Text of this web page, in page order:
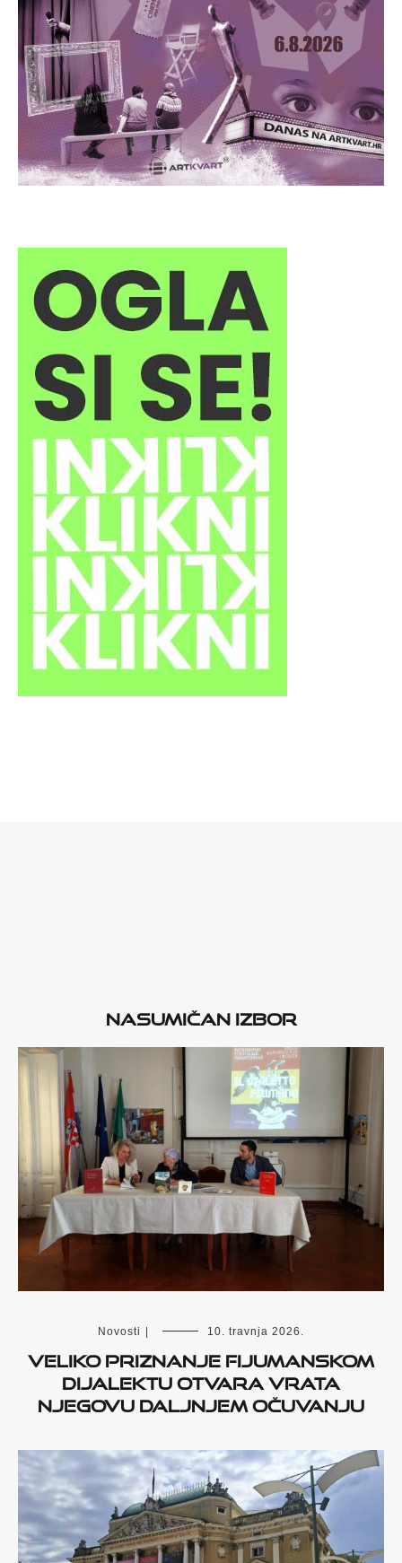
Nasumičan izbor
Novosti 10. travnja 2026.
Veliko priznanje fijumanskom
dijalektu otvara vrata
njegovu daljnjem očuvanju